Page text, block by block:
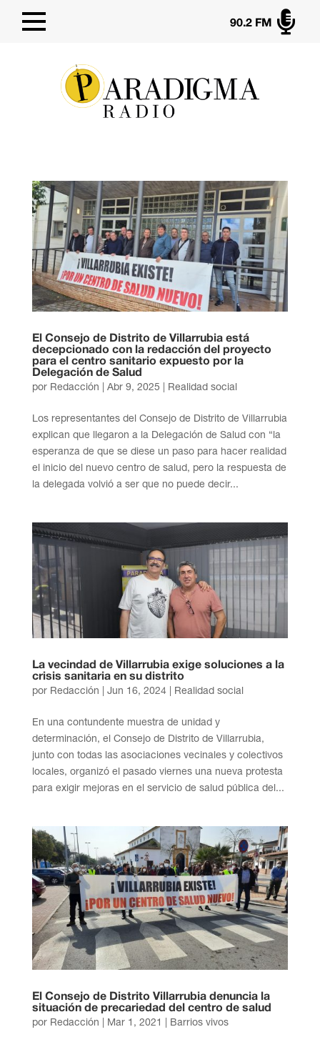

90.2 FM
El Consejo de Distrito de Villarrubia está
decepcionado con la redacción del proyecto
para el centro sanitario expuesto por la
Delegación de Salud
por Redacción Abr 9, 2025 Realidad social
Los representantes del Consejo de Distrito de Villarrubia
explican que llegaron a la Delegación de Salud con “la
esperanza de que se diese un paso para hacer realidad
el inicio del nuevo centro de salud, pero la respuesta de
la delegada volvió a ser que no puede decir...
La vecindad de Villarrubia exige soluciones a la
crisis sanitaria en su distrito
por Redacción | Jun 16, 2024| Realidad social
En una contundente muestra de unidad y
determinación, el Consejo de Distrito de Villarrubia,
junto con todas las asociaciones vecinales y colectivos
locales, organizó el pasado viernes una nueva protesta
para exigir mejoras en el servicio de salud pública del...
El Consejo de Distrito Villarrubia denuncia la
situación de precariedad del centro de salud
por Redacción Mar 1, 2021 Barrios vivos